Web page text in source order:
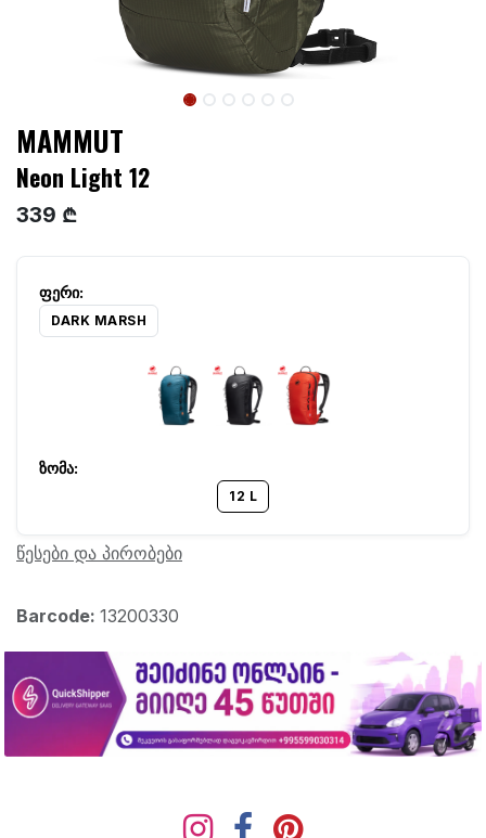
MAMMUT
Neon Light 12
339 ₾
DARK MARSH
12 L
წესები და პირობები
Barcode: 13200330